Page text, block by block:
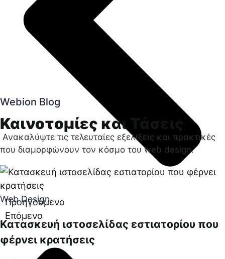
Προηγούμενο
Επόμενο
Webion Blog
Καινοτομίες και Τάσεις
Ανακαλύψτε τις τελευταίες εξελίξεις και πρακτικές
που διαμορφώνουν τον κόσμο του web design.
Web Design
Κατασκευή ιστοσελίδας εστιατορίου που
φέρνει κρατήσεις